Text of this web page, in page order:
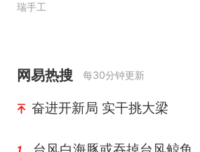
瑞手工
网易热搜 每30分钟更新
奋进开新局 实干挑大梁